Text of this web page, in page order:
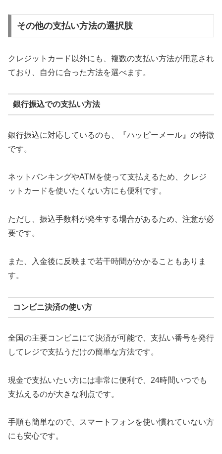
その他の支払い方法の選択肢
クレジットカード以外にも、複数の支払い方法が用意され
ており、自分に合った方法を選べます。
銀行振込での支払い方法
銀行振込に対応しているのも、『ハッピーメール』の特徴
です。
ネットバンキングやATMを使って支払えるため、クレジ
ットカードを使いたくない方にも便利です。
ただし、振込手数料が発生する場合があるため、注意が必
要です。
また、入金後に反映まで若干時間がかかることもありま
す。
コンビニ決済の使い方
全国の主要コンビニにて決済が可能で、支払い番号を発行
してレジで支払うだけの簡単な方法です。
現金で支払いたい方には非常に便利で、24時間いつでも
支払えるのが大きな利点です。
手順も簡単なので、スマートフォンを使い慣れていない方
にも安心です。